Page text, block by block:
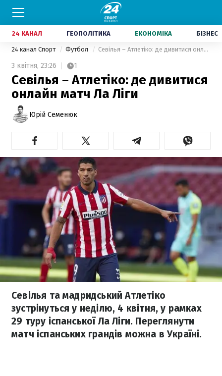
24 КАНАЛ ГЕОПОЛІТИКА ЕКОНОМІКА БІЗНЕС
24 канал Спорт Футбол Севілья – Атлетіко: де дивитися онлайн матч Ла Ліги
3 квітня, 23:26 1
Севілья – Атлетіко: де дивитися
онлайн матч Ла Ліги
Юрій Семенюк
Севілья та мадридський Атлетіко
зустрінуться у неділю, 4 квітня, у рамках
29 туру іспанської Ла Ліги. Переглянути
матч іспанських грандів можна в Україні.